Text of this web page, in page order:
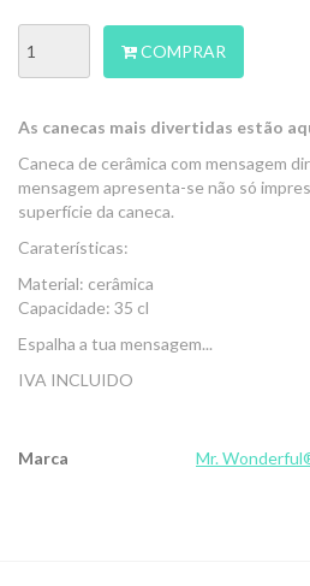
COMPRAR
As canecas mais divertidas estão
Caneca de cerâmica com mensagem
mensagem apresenta-se não só
superfície da caneca.
Caraterísticas:
Material: cerâmica
Capacidade: 35 cl
Espalha a tua mensagem...
IVA INCLUIDO
Marca
Mr.